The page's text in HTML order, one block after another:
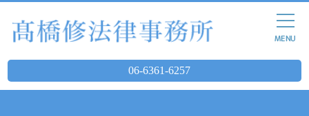
06-6361-6257